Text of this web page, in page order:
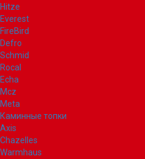
Hitze
Everest
FireBird
Defro
Schmid
Rocal
Echa
Mcz
Meta
Каминные топки
Axis
Chazelles
Warmhaus